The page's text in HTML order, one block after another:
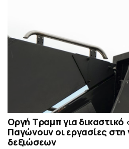
Οργή Τραμπ για δικαστικό
Παγώνουν οι εργασίες
δεξιώσεων